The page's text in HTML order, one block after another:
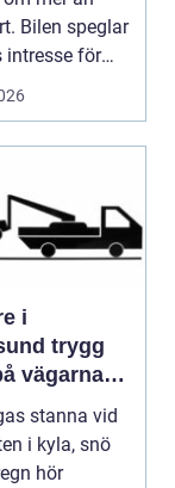
Bilen speglar
intresse för
i
trygg
vägarna
stanna vid
i kyla, snö
hör